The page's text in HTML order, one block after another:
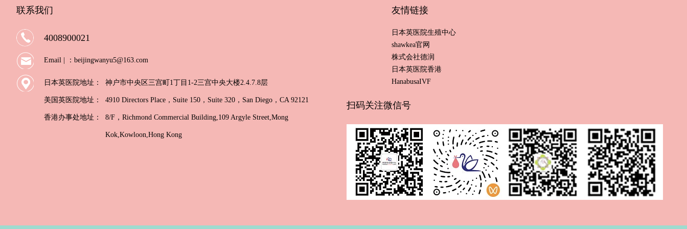
联系我们
4008900021
Email | ：beijingwanyu5@163.com
日本英医院地址： 神户市中央区三宫町1丁目1-2三宫中央大楼2.4.7.8层
美国英医院地址： 4910 Directors Place，Suite 150，Suite 320，San Diego，CA 92121
香港办事处地址： 8/F，Richmond Commercial Building,109 Argyle Street,Mong
Kok,Kowloon,Hong Kong
友情链接
日本英医院生殖中心
shawkea官网
株式会社德润
日本英医院香港
HanabusaIVF
扫码关注微信号